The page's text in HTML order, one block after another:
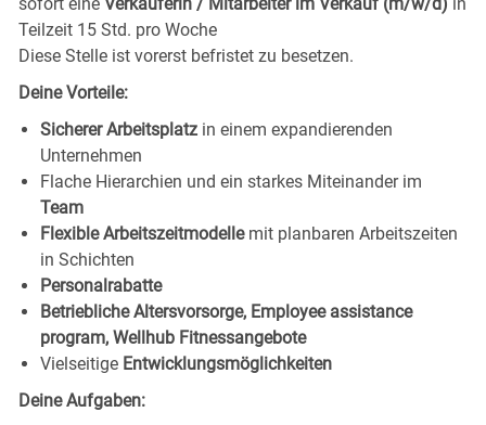
Teilzeit 15 Std. pro Woche
Diese Stelle ist vorerst befristet zu besetzen.
Deine Vorteile:
Sicherer Arbeitsplatz in einem expandierenden
Unternehmen
Flache Hierarchien und ein starkes Miteinander im
Team
Flexible Arbeitszeitmodelle mit planbaren Arbeitszeiten
in Schichten
Personalrabatte
Betriebliche Altersvorsorge, Employee assistance
program, Wellhub Fitnessangebote
Vielseitige Entwicklungsmöglichkeiten
Deine Aufgaben: